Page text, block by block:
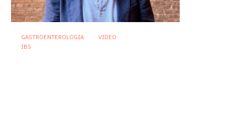
GASTROENTEROLOGIA
VIDEO
IBS